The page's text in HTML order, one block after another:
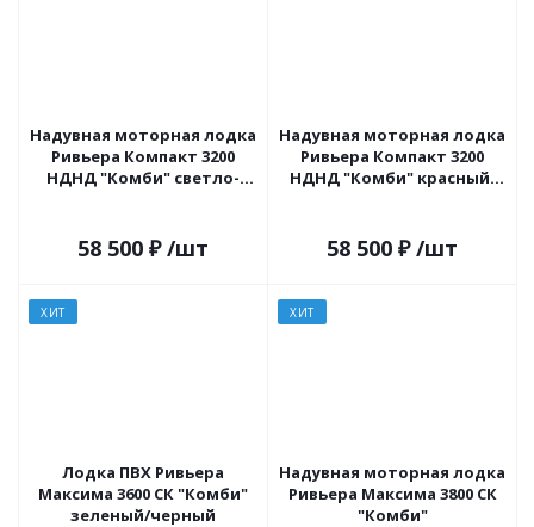
Надувная моторная лодка
Ривьера Компакт 3200
НДНД "Комби" светло-
58 500 ₽ /шт
Надувная моторная лодка
Ривьера Компакт 3200
НДНД "Комби" красный/
58 500 ₽ /шт
ХИТ
Лодка ПВХ Ривьера
Максима 3600 СК "Комби"
зеленый/черный
ХИТ
Надувная моторная лодка
Ривьера Максима 3800 СК
"Комби"